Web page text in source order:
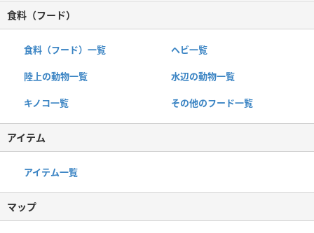
食料（フード）
食料（フード）一覧 ヘビ一覧
陸上の動物一覧 水辺の動物一覧
キノコ一覧 その他のフード一覧
アイテム
アイテム一覧
マップ